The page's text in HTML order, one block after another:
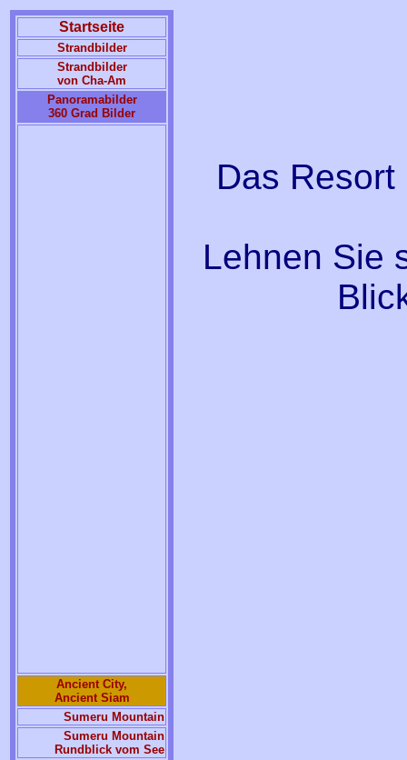
Startseite
Strandbilder
Strandbilder
von Cha-Am
Panoramabilder
360 Grad Bilder
Ancient City,
Ancient Siam
Sumeru Mountain
Sumeru Mountain
Rundblick vom See
Das
Lehnen Sie